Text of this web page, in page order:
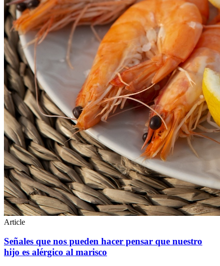
Article
Señales que nos pueden hacer pensar que nuestro
hijo es alérgico al marisco